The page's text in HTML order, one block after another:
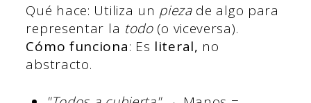
Qué hace: Utiliza un piezade algo para
representar la todo(o viceversa).
Cómo funciona: Es literal, no
abstracto.